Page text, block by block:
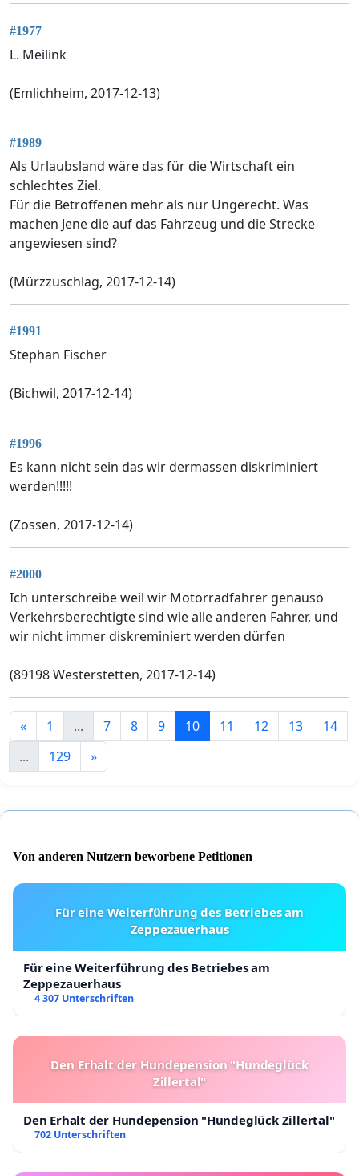
#1977
L. Meilink
(Emlichheim, 2017-12-13)
#1989
Als Urlaubsland wäre das für die Wirtschaft ein
schlechtes Ziel.
Für die Betroffenen mehr als nur Ungerecht. Was
machen Jene die auf das Fahrzeug und die Strecke
angewiesen sind?
(Mürzzuschlag, 2017-12-14)
#1991
Stephan Fischer
(Bichwil, 2017-12-14)
#1996
Es kann nicht sein das wir dermassen diskriminiert
werden!!!!!
(Zossen, 2017-12-14)
#2000
Ich unterschreibe weil wir Motorradfahrer genauso
Verkehrsberechtigte sind wie alle anderen Fahrer, und
wir nicht immer diskreminiert werden dürfen
(89198 Westerstetten, 2017-12-14)
« 1 ... 7 8 9 10 11 12 13
14
...
129 »
Von anderen Nutzern beworbene Petitionen
Für eine Weiterführung des Betriebes am
Zeppezauerhaus
Für eine Weiterführung des Betriebes am
Zeppezauerhaus
4 307 Unterschriften
Den Erhalt der Hundepension "Hundeglück
Zillertal"
Den Erhalt der Hundepension "Hundeglück Zillertal"
702 Unterschriften